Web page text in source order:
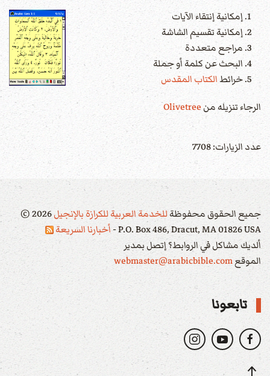
إمكانية إنتقاء الآيات
إمكانية تقسيم الشاشة
مراجع متعددة
البحث عن كلمة أو جملة
خرائطالكتاب المقدس
الرجاء تنزيله من Olivetree
عدد الزيارات: 7708
جميع الحقوق محفوظةللخدمة العربية للكرازة بالإنجيل ©2026
P.O. Box 486, Dracut, MA 01826 USA - أخبارنا السريعة
ألديك مشاكل في الروابط؟ إتصل بمدير
الموقعwebmaster@arabicbible.com
تابعونا